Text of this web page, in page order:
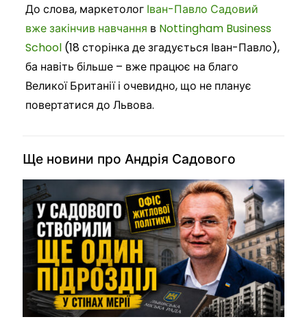
До слова, маркетолог Іван-Павло Садовий
вже закінчив навчання в Nottingham Business
School(18 сторінка де згадується Іван-Павло),
ба навіть більше – вже працює на благо
Великої Британії і очевидно, що не планує
повертатися до Львова.
Ще новини про Андрія Садового